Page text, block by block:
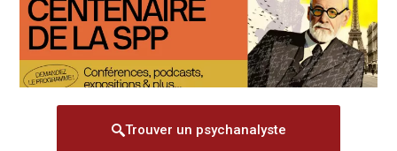
Trouver un psychanalyste